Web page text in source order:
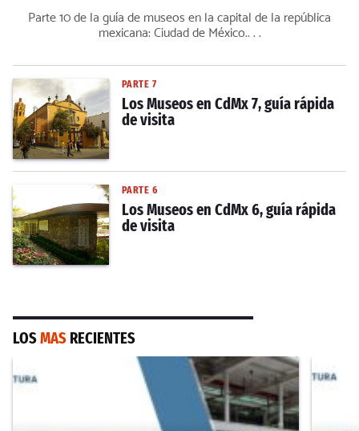
Parte 10 de la guía de museos en la capital de la república
mexicana: Ciudad de México.. . .
PARTE 7
Los Museos en CdMx 7, guía rápida
de visita
PARTE 6
Los Museos en CdMx 6, guía rápida
de visita
LOSMAS RECIENTES